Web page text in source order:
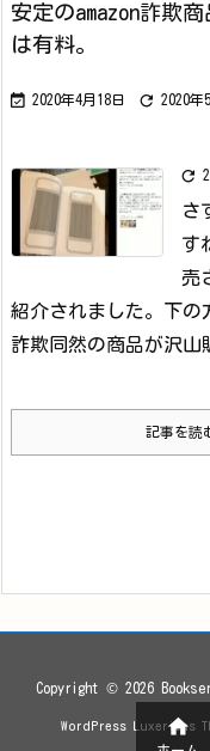
安定のamazon詐欺
は有料。
 2020年4月18日  2020年

さ
す
売
紹介されました。下の
詐欺同然の商品が沢山
記事を読
Copyright © 2026
WordPress Luxeritas
